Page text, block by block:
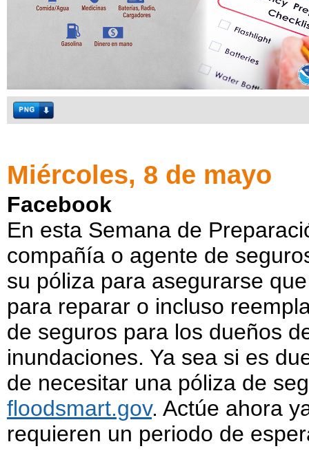
Miércoles, 8 de mayo
Facebook
En esta Semana de
compañía o agente de
su póliza para asegurarse
para reparar o incluso
de seguros para los dueños
inundaciones. Ya sea si es
de necesitar una póliza de
floodsmart.gov. Actúe ahora
requieren un periodo de